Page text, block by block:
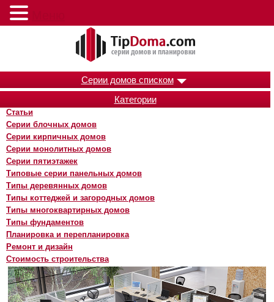
Серии домов списком
Категории
Статьи
Серии блочных домов
Серии кирпичных домов
Серии монолитных домов
Серии пятиэтажек
Типовые серии панельных домов
Типы деревянных домов
Типы коттеджей и загородных домов
Типы многоквартирных домов
Типы фундаментов
Планировка и перепланировка
Ремонт и дизайн
Стоимость строительства